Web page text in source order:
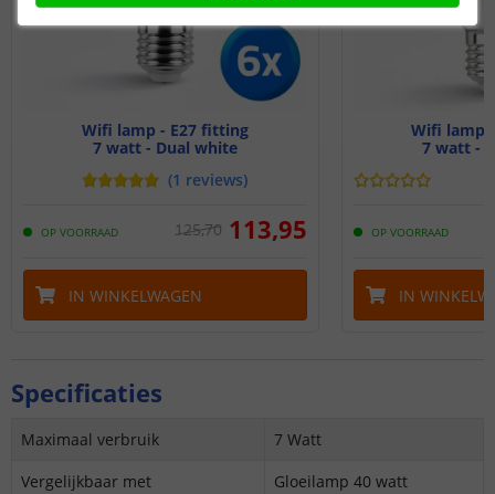
Wifi lamp - E27 fitting
7 watt - Dual white
(1 reviews)
OP VOORRAAD 125,70 113,95
IN WINKELWAGEN
Wifi lamp
7 watt -
OP VOORRAAD
IN
Specificaties
Maximaal verbruik
7 Watt
Vergelijkbaar met
Gloeilamp 40 watt